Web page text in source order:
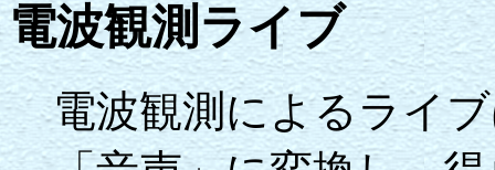
電波観測ライブ
電波観測によるライ